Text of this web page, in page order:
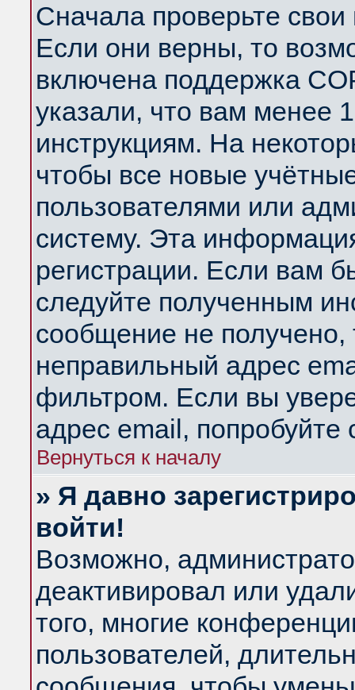
Сначала проверьте
Если они верны, то
включена поддержка
указали, что вам менее
инструкциям. На
чтобы все новые
пользователями или
систему. Эта
регистрации. Если вам
следуйте полученным
сообщение не получено,
неправильный адрес
фильтром. Если вы
адрес email, попробуйте
Вернуться к началу
» Я давно
войти!
Возможно,
деактивировал или
того, многие
пользователей,